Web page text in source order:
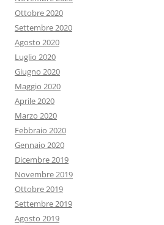
Ottobre 2020
Settembre 2020
Agosto 2020
Luglio 2020
Giugno 2020
Maggio 2020
Aprile 2020
Marzo 2020
Febbraio 2020
Gennaio 2020
Dicembre 2019
Novembre 2019
Ottobre 2019
Settembre 2019
Agosto 2019